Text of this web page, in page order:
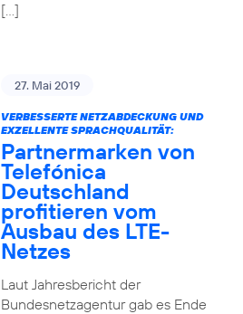
[…]
27. Mai 2019
VERBESSERTE NETZABDECKUNG UND
EXZELLENTE SPRACHQUALITÄT:
Partnermarken von
Telefónica
Deutschland
profitieren vom
Ausbau des LTE-
Netzes
Laut Jahresbericht der
Bundesnetzagentur gab es Ende